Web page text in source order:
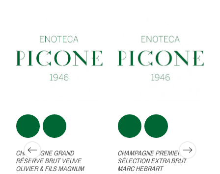
CHAMPAGNE GRAND
RÉSERVE BRUT VEUVE
OLIVIER & FILS MAGNUM
CHAMPAGNE PREMIER CRU
SÉLECTION EXTRA BRUT
MARC HEBRART